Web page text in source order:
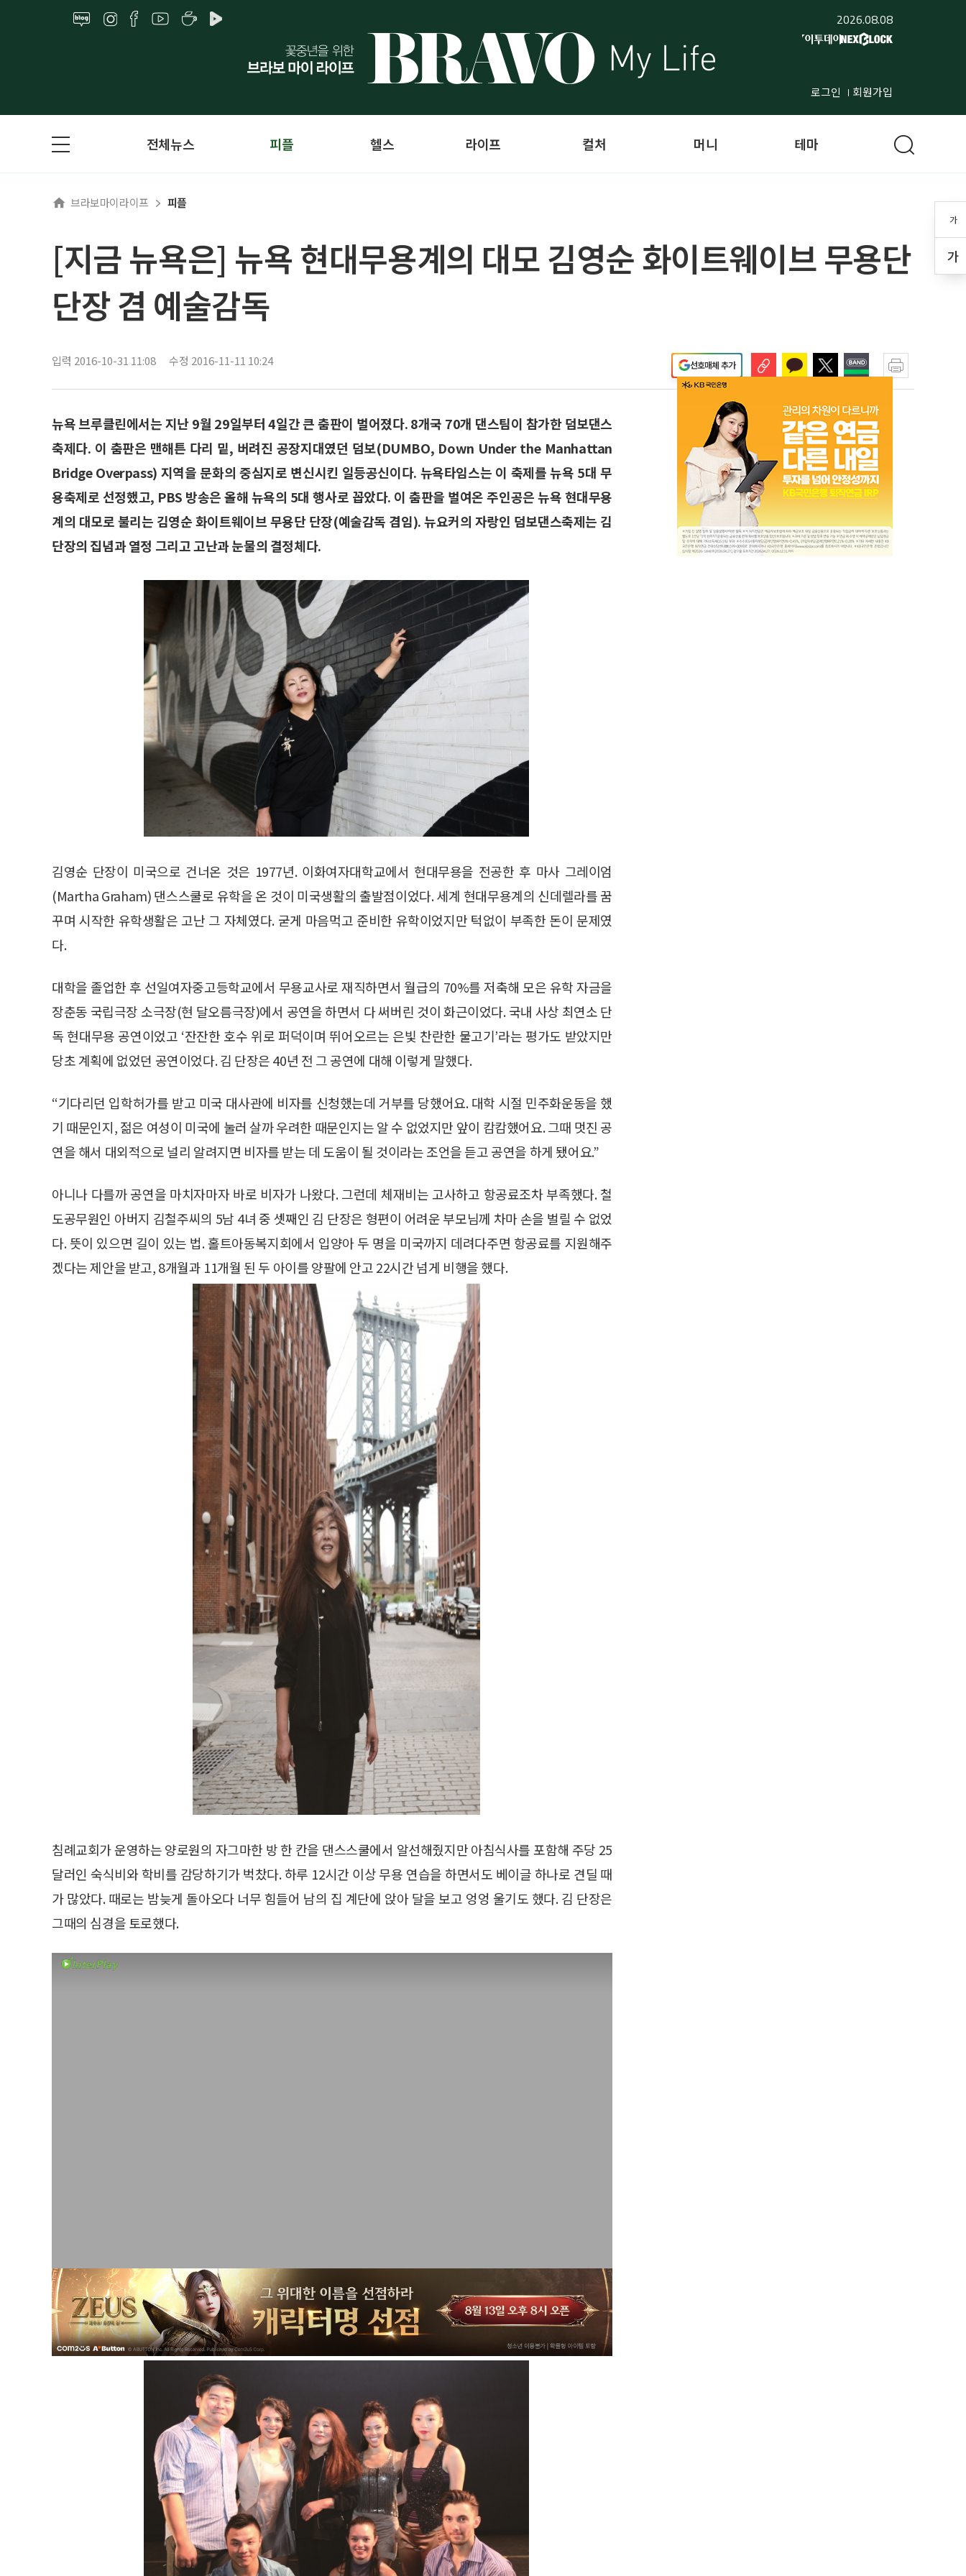
2026.08.08
로그인 회원가입
가
가
전체뉴스 피플 헬스 라이프 컬처 머니 테마
브라보마이라이프 피플
[지금 뉴욕은] 뉴욕 현대무용계의 대모 김영순 화이트웨이브 무용단
단장 겸 예술감독
입력 2016-10-31 11:08 수정 2016-11-11 10:24 선호매체 추가
뉴욕 브루클린에서는 지난 9월 29일부터 4일간 큰 춤판이 벌어졌다. 8개국 70개 댄스팀이 참가한 덤보댄스
축제다. 이 춤판은 맨해튼 다리 밑, 버려진 공장지대였던 덤보(DUMBO, Down Under the Manhattan
Bridge Overpass) 지역을 문화의 중심지로 변신시킨 일등공신이다. 뉴욕타임스는 이 축제를 뉴욕 5대 무
용축제로 선정했고, PBS 방송은 올해 뉴욕의 5대 행사로 꼽았다. 이 춤판을 벌여온 주인공은 뉴욕 현대무용
계의 대모로 불리는 김영순 화이트웨이브 무용단 단장(예술감독 겸임). 뉴요커의 자랑인 덤보댄스축제는 김
단장의 집념과 열정 그리고 고난과 눈물의 결정체다.
김영순 단장이 미국으로 건너온 것은 1977년. 이화여자대학교에서 현대무용을 전공한 후 마사 그레이엄
(Martha Graham) 댄스스쿨로 유학을 온 것이 미국생활의 출발점이었다. 세계 현대무용계의 신데렐라를 꿈
꾸며 시작한 유학생활은 고난 그 자체였다. 굳게 마음먹고 준비한 유학이었지만 턱없이 부족한 돈이 문제였
다.
대학을 졸업한 후 선일여자중고등학교에서 무용교사로 재직하면서 월급의 70%를 저축해 모은 유학 자금을
장춘동 국립극장 소극장(현 달오름극장)에서 공연을 하면서 다 써버린 것이 화근이었다. 국내 사상 최연소 단
독 현대무용 공연이었고 ‘잔잔한 호수 위로 퍼덕이며 뛰어오르는 은빛 찬란한 물고기’라는 평가도 받았지만
당초 계획에 없었던 공연이었다. 김 단장은 40년 전 그 공연에 대해 이렇게 말했다.
“기다리던 입학허가를 받고 미국 대사관에 비자를 신청했는데 거부를 당했어요. 대학 시절 민주화운동을 했
기 때문인지, 젊은 여성이 미국에 눌러 살까 우려한 때문인지는 알 수 없었지만 앞이 캄캄했어요. 그때 멋진 공
연을 해서 대외적으로 널리 알려지면 비자를 받는 데 도움이 될 것이라는 조언을 듣고 공연을 하게 됐어요.”
아니나 다를까 공연을 마치자마자 바로 비자가 나왔다. 그런데 체재비는 고사하고 항공료조차 부족했다. 철
도공무원인 아버지 김철주씨의 5남 4녀 중 셋째인 김 단장은 형편이 어려운 부모님께 차마 손을 벌릴 수 없었
다. 뜻이 있으면 길이 있는 법. 홀트아동복지회에서 입양아 두 명을 미국까지 데려다주면 항공료를 지원해주
겠다는 제안을 받고, 8개월과 11개월 된 두 아이를 양팔에 안고 22시간 넘게 비행을 했다.
침례교회가 운영하는 양로원의 자그마한 방 한 칸을 댄스스쿨에서 알선해줬지만 아침식사를 포함해 주당 25
달러인 숙식비와 학비를 감당하기가 벅찼다. 하루 12시간 이상 무용 연습을 하면서도 베이글 하나로 견딜 때
가 많았다. 때로는 밤늦게 돌아오다 너무 힘들어 남의 집 계단에 앉아 달을 보고 엉엉 울기도 했다. 김 단장은
그때의 심경을 토로했다.